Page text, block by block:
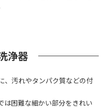
浄器
、汚れやタンパク質などの付
は困難な細かい部分をきれい